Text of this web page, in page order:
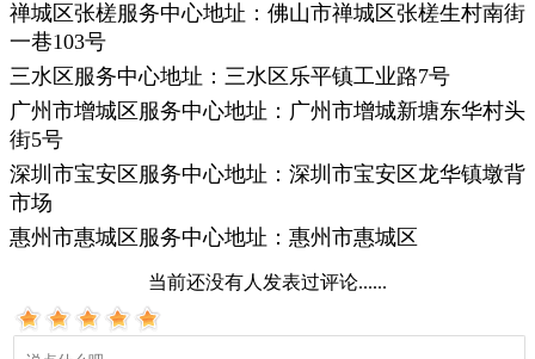
禅城区张槎服务中心地址：佛山市禅城区张槎生村南街
一巷103号
三水区服务中心地址：三水区乐平镇工业路7号
广州市增城区服务中心地址：广州市增城新塘东华村头
街5号
深圳市宝安区服务中心地址：深圳市宝安区龙华镇墩背
市场
惠州市惠城区服务中心地址：惠州市惠城区
当前还没有人发表过评论......